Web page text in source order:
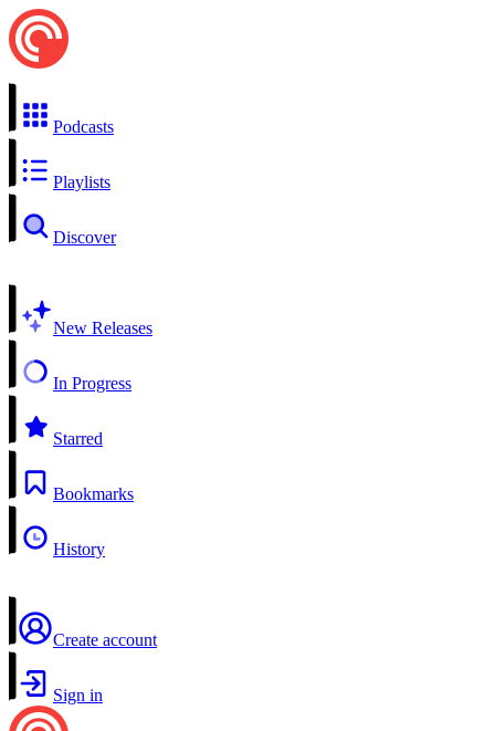
Podcasts
Playlists
Discover
New Releases
In Progress
Starred
Bookmarks
History
Create account
Sign in